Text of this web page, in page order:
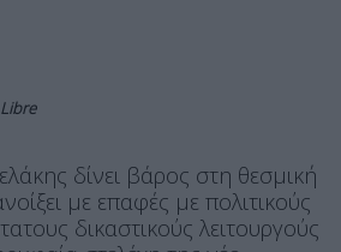
δίνει βάρος στη θεσμική
με επαφές με πολιτικούς
δικαστικούς λειτουργούς